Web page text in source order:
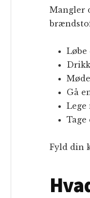
Mangler
Gå
Lege
Fyld din